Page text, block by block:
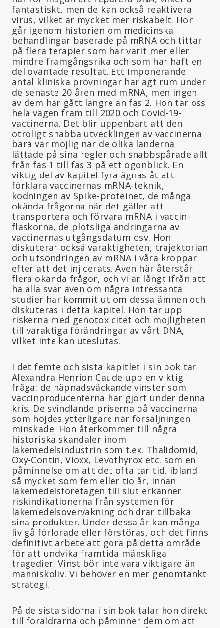
fantastiskt, men de kan också reaktivera
virus, vilket är mycket mer riskabelt. Hon
går igenom historien om medicinska
behandlingar baserade på mRNA och tittar
på flera terapier som har varit mer eller
mindre framgångsrika och som har haft en
del oväntade resultat. Ett imponerande
antal kliniska prövningar har ägt rum under
de senaste 20 åren med mRNA, men ingen
av dem har gått längre än fas 2. Hon tar oss
hela vägen fram till 2020 och Covid-19-
vaccinerna. Det blir uppenbart att den
otroligt snabba utvecklingen av vaccinerna
bara var möjlig när de olika länderna
lättade på sina regler och snabbspårade allt
från fas 1 till fas 3 på ett ögonblick. En
viktig del av kapitel fyra ägnas åt att
förklara vaccinernas mRNA-teknik,
kodningen av Spike-proteinet, de många
okända frågorna när det gäller att
transportera och förvara mRNA i vaccin-
flaskorna, de plötsliga ändringarna av
vaccinernas utgångsdatum osv. Hon
diskuterar också varaktigheten, trajektorian
och utsöndringen av mRNA i våra kroppar
efter att det injicerats. Även här återstår
flera okända frågor, och vi är långt ifrån att
ha alla svar även om några intressanta
studier har kommit ut om dessa ämnen och
diskuteras i detta kapitel. Hon tar upp
riskerna med genotoxicitet och möjligheten
till varaktiga förändringar av vårt DNA,
vilket inte kan uteslutas.
I det femte och sista kapitlet i sin bok tar
Alexandra Henrion Caude upp en viktig
fråga: de häpnadsväckande vinster som
vaccinproducenterna har gjort under denna
kris. De svindlande priserna på vaccinerna
som höjdes ytterligare när försäljningen
minskade. Hon återkommer till några
historiska skandaler inom
läkemedelsindustrin som t.ex. Thalidomid,
Oxy-Contin, Vioxx, Levothyrox etc. som en
påminnelse om att det ofta tar tid, ibland
så mycket som fem eller tio år, innan
läkemedelsföretagen till slut erkänner
riskindikationerna från systemen för
läkemedelsövervakning och drar tillbaka
sina produkter. Under dessa år kan många
liv gå förlorade eller förstöras, och det finns
definitivt arbete att göra på detta område
för att undvika framtida mänskliga
tragedier. Vinst bör inte vara viktigare än
människoliv. Vi behöver en mer genomtänkt
strategi.
På de sista sidorna i sin bok talar hon direkt
till föräldrarna och påminner dem om att